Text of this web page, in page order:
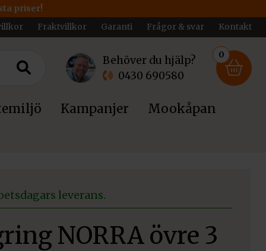
priser!
Fraktvillkor Garanti Frågor & svar Kontakt
Behöver du hjälp?
0430 690580
0
Kampanjer Mookåpan
leverans.
NORRA övre 3